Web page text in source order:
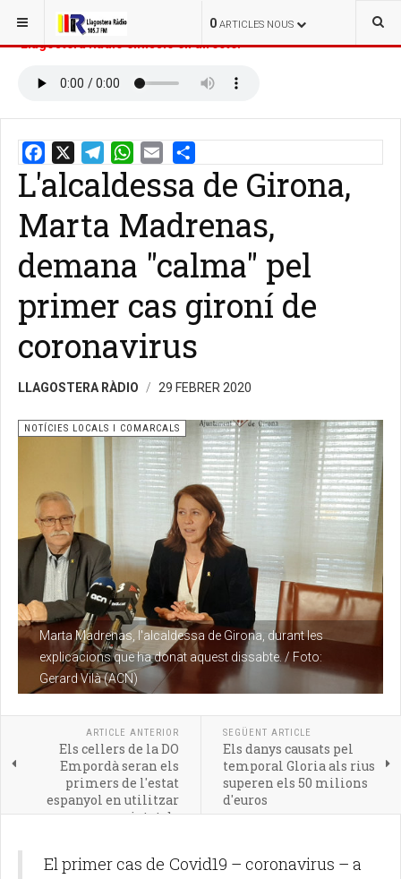
0 ARTICLES NOUS
ESTÀS AQUÍ: INICI
Llagostera Ràdio emissió en directe:
L'alcaldessa de Girona,
Marta Madrenas,
demana "calma" pel
primer cas gironí de
coronavirus
LLAGOSTERA RÀDIO 29 FEBRER 2020
Marta Madrenas, l'alcaldessa de Girona, durant les
explicacions que ha donat aquest dissabte. / Foto:
Gerard Vilà (ACN)
NOTÍCIES LOCALS I COMARCALS
ARTICLE ANTERIOR
Els cellers de la DO
Empordà seran els
primers de l'estat
espanyol en utilitzar
una nova varietat de
SEGÜENT ARTICLE
Els danys causats pel
temporal Gloria als rius
superen els 50 milions
d'euros
El primer cas de Covid19 – coronavirus – a